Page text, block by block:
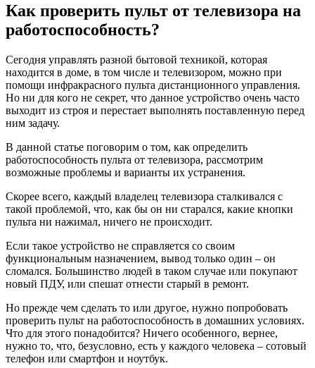
Как проверить пульт от телевизора на
работоспособность?
Сегодня управлять разной бытовой техникой, которая
находится в доме, в том числе и телевизором, можно при
помощи инфракрасного пульта дистанционного управления.
Но ни для кого не секрет, что данное устройство очень часто
выходит из строя и перестает выполнять поставленную перед
ним задачу.
В данной статье поговорим о том, как определить
работоспособность пульта от телевизора, рассмотрим
возможные проблемы и варианты их устранения.
Скорее всего, каждый владелец телевизора сталкивался с
такой проблемой, что, как бы он ни старался, какие кнопки
пульта ни нажимал, ничего не происходит.
Если такое устройство не справляется со своим
функциональным назначением, вывод только один – он
сломался. Большинство людей в таком случае или покупают
новый ПДУ, или спешат отнести старый в ремонт.
Но прежде чем сделать то или другое, нужно попробовать
проверить пульт на работоспособность в домашних условиях.
Что для этого понадобится? Ничего особенного, вернее,
нужно то, что, безусловно, есть у каждого человека – сотовый
телефон или смартфон и ноутбук.